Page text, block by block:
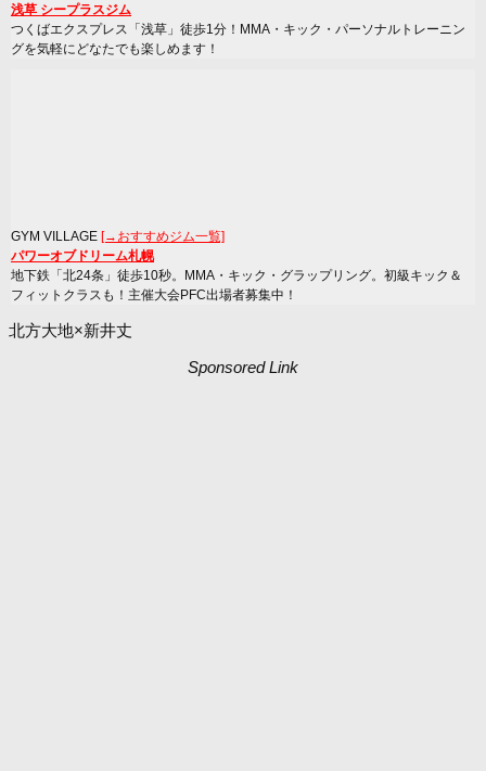
浅草 シープラスジム
つくばエクスプレス「浅草」徒歩1分！MMA・キック・パーソナルトレーニン
グを気軽にどなたでも楽しめます！
GYM VILLAGE [→おすすめジム一覧]
パワーオブドリーム札幌
地下鉄「北24条」徒歩10秒。MMA・キック・グラップリング。初級キック＆
フィットクラスも！主催大会PFC出場者募集中！
北方大地×新井丈
Sponsored Link